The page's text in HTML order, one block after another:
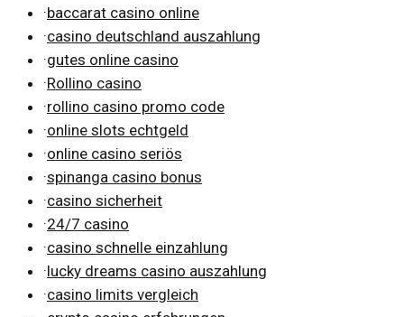
·baccarat casino online
·casino deutschland auszahlung
·gutes online casino
·Rollino casino
·rollino casino promo code
·online slots echtgeld
·online casino seriös
·spinanga casino bonus
·casino sicherheit
·24/7 casino
·casino schnelle einzahlung
·lucky dreams casino auszahlung
·casino limits vergleich